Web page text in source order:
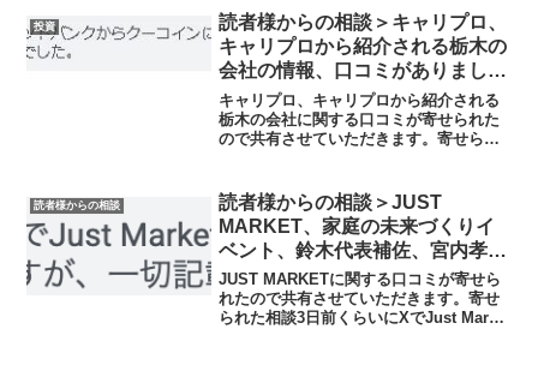
し、私たちに莫大な利益をもたらします
オ...
投資
読者様からの相談＞キャリプロ、
キャリプロから紹介される栃木の
会社の情報、口コミがありまし
た、金融庁から警告を受けている
KuCoin（クーコイン）の取引に
注意
キャリプロ、キャリプロから紹介される
栃木の会社に関する口コミが寄せられた
ので共有させていただきます。寄せられ
めました。キャリプロのサイトですが、
みれなくなっていました。...
読者様からの相談
読者様からの相談＞JUST
MARKET、家庭の未来づくりイ
ベント、鈴木代表補佐、宮内孝明
の情報、口コミがありました
JUST MARKETに関する口コミが寄せら
れたので共有させていただきます。寄せ
られた相談3日前くらいにXでJust Market